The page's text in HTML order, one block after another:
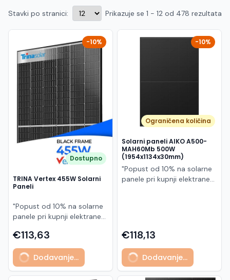
Hrvatski EN
Crnogorski
MK Македонски
Stavki po stranici: Prikazuje se 1 - 12 od 478 rezultata
-10%
Dostupno
TRINA Vertex 455W Solarni
Paneli
"Popust od 10% na solarne
panele pri kupnji elektrane
Model TSM-455NEG9R.28
predstavlja napredni
glass/glass N-type solarni
modul s visokom
učinkovitošću, dugim
€113,63
Dodavanje...
-10%
Ograničena količina
Solarni paneli AIKO A500-
MAH60Mb 500W
(1954x1134x30mm)
"Popust od 10% na solarne
panele pri kupnji elektrane
500 W iz Neostar 2S serije,
baziran na naprednoj N-
type ABC (All Back Contact)
tehnologiji. Ovaj panel je
namijenjen za moderne
€118,13
Dodavanje...